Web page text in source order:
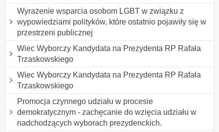
Wyrażenie wsparcia osobom LGBT w związku z
wypowiedziami polityków, które ostatnio pojawiły się w
przestrzeni publicznej
Wiec Wyborczy Kandydata na Prezydenta RP Rafała
Trzaskowskiego
Wiec Wyborczy Kandydata na Prezydenta RP Rafała
Trzaskowskiego
Promocja czynnego udziału w procesie
demokratycznym - zachęcanie do wzięcia udziału w
nadchodzących wyborach prezydenckich.